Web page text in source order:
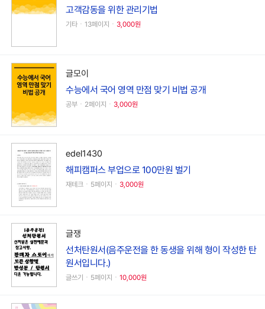
고객감동을 위한 관리기법
기타ㆍ13페이지ㆍ 3,000원
글모이
수능에서 국어 영역 만점 맞기 비법 공개
공부ㆍ2페이지ㆍ 3,000원
edel1430
해피캠퍼스 부업으로 100만원 벌기
재테크ㆍ5페이지ㆍ 3,000원
글쟁
선처탄원서(음주운전을 한 동생을 위해 형이 작성한 탄
원서입니다.)
글쓰기ㆍ5페이지ㆍ 10,000원